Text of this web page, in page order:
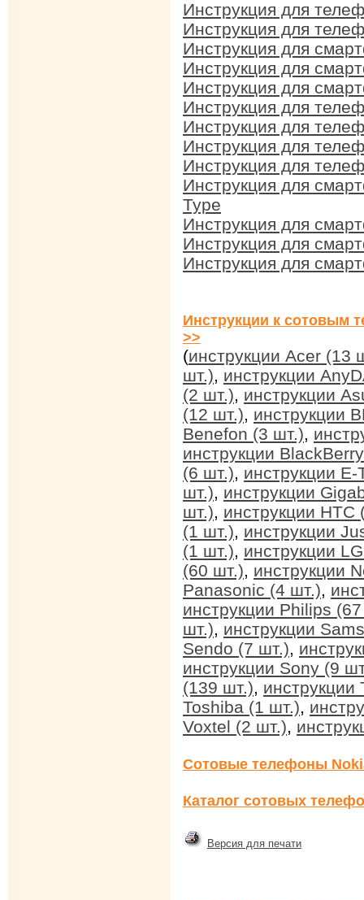
Инструкция для
Инструкция для
Инструкция для
Инструкция для
Инструкция для
Инструкция для
Инструкция для
Инструкция для
Инструкция для
Инструкция для
Type
Инструкция для
Инструкция для
Инструкция для
Инструкции к сотовым
>>
(инструкции Acer (13
шт.), инструкции
(2 шт.), инструкции
(12 шт.), инструкции
Benefon (3 шт.),
инструкции
(6 шт.), инструкции
шт.), инструкции
шт.), инструкции HTC
(1 шт.), инструкции
(1 шт.), инструкции
(60 шт.), инструкции
Panasonic (4 шт.),
инструкции Philips
шт.), инструкции
Sendo (7 шт.),
инструкции Sony (9
(139 шт.), инструкции
Toshiba (1 шт.),
Voxtel (2 шт.),
Сотовые телефоны
Каталог сотовых
Версия для печати